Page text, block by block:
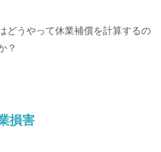
どうやって休業補償を計算するの
？
損害